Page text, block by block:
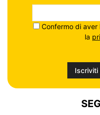
Confermo di aver
la